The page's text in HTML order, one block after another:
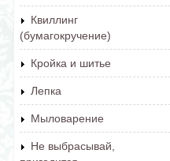
Квиллинг
(бумагокручение)
Кройка и шитье
Лепка
Мыловарение
Не выбрасывай,